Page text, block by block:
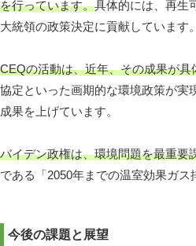
を行っています。具体的には、再生
大統領の政策決定に貢献しています。
CEQの活動は、近年、その成果が
協定といった画期的な環境政策が実
成果を上げています。
バイデン政権は、環境問題を最重要
である「2050年までの温室効果ガ
今後の課題と展望